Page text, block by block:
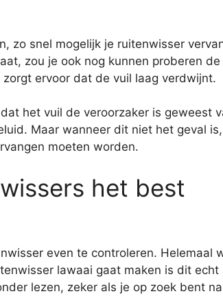
zo snel mogelijk je ruitenwisser
zou je ook nog kunnen proberen
ervoor dat de vuil laag verdwijnt.
het vuil de veroorzaker is geweest
Maar wanneer dit niet het geval
moeten worden.
het best
even te controleren. Helemaal
lawaai gaat maken is dit echt
lezen, zeker als je op zoek bent